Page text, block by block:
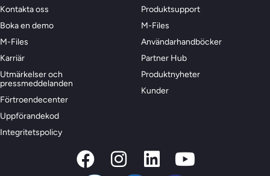
Kontakta oss
Boka en demo
M-Files
Karriär
Utmärkelser och
pressmeddelanden
Förtroendecenter
Uppförandekod
Integritetspolicy
Produktsupport
M-Files
Användarhandböcker
Partner Hub
Produktnyheter
Kunder